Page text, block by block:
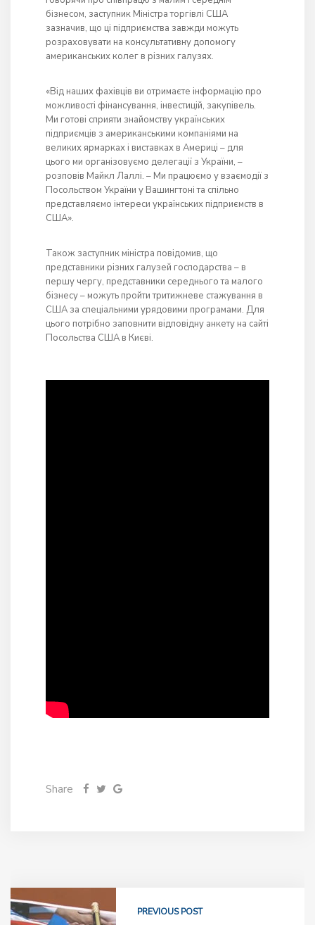
бізнесом, заступник Міністра торгівлі США
зазначив, що ці підприємства завжди можуть
розраховувати на консультативну допомогу
американських колег в різних галузях.
«Від наших фахівців ви отримаєте інформацію про
можливості фінансування, інвестицій, закупівель.
Ми готові сприяти знайомству українських
підприємців з американськими компаніями на
великих ярмарках і виставках в Америці – для
цього ми організовуємо делегації з України, –
розповів Майкл Лаллі. – Ми працюємо у взаємодії з
Посольством України у Вашингтоні та спільно
представляємо інтереси українських підприємств в
США».
Також заступник міністра повідомив, що
представники різних галузей господарства – в
першу чергу, представники середнього та малого
бізнесу – можуть пройти тритижневе стажування в
США за спеціальними урядовими програмами. Для
цього потрібно заповнити відповідну анкету на сайті
Посольства США в Києві.
Share
PREVIOUS POST